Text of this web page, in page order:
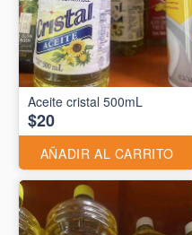
Aceite cristal 500mL
$20
AÑADIR AL CARRITO